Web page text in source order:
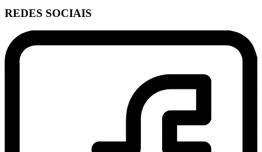
REDES SOCIAIS